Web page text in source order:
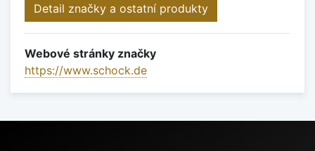
Detail značky a ostatní produkty
Webové stránky značky
https://www.schock.de